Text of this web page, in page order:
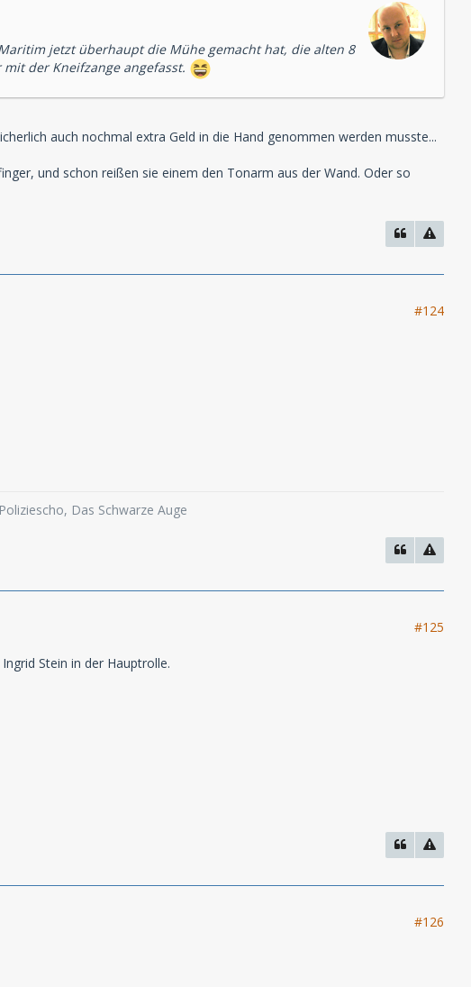
jetzt überhaupt die Mühe gemacht hat, die alten 8
der Kneifzange angefasst.
auch nochmal extra Geld in die Hand genommen werden musste...
und schon reißen sie einem den Tonarm aus der Wand. Oder so
#124
Das Schwarze Auge
#125
Ingrid Stein in der Hauptrolle.
#126